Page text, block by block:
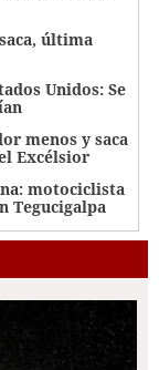
última
Unidos: Se
menos y saca
Excélsior
motociclista
Tegucigalpa